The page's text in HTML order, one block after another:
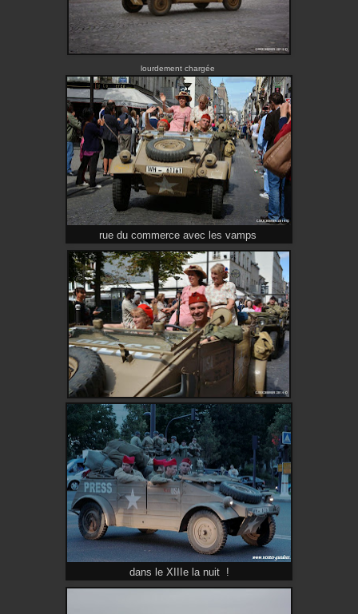
lourdement chargée
rue du commerce avec les vamps
dans le XIIIe la nuit !